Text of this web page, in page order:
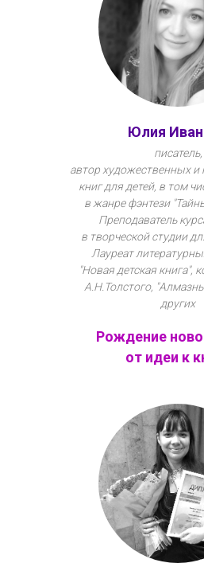
Юлия
писатель,
автор художественных и
книг для детей, в том
в жанре фэнтези
Преподаватель
в творческой студии
Лауреат
"Новая детская книга",
А.Н.Толстого,
других
Рождение
от идеи к